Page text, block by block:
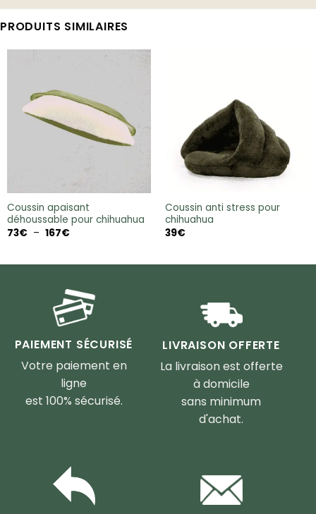
PRODUITS SIMILAIRES
Coussin apaisant
déhoussable pour chihuahua
73€ – 167€Plage
à
Coussin anti stress pour
chihuahua
39€
PAIEMENT SÉCURISÉ
Votre paiement en
ligne
est 100% sécurisé.
LIVRAISON OFFERTE
La livraison est offerte
à domicile
sans minimum
d'achat.